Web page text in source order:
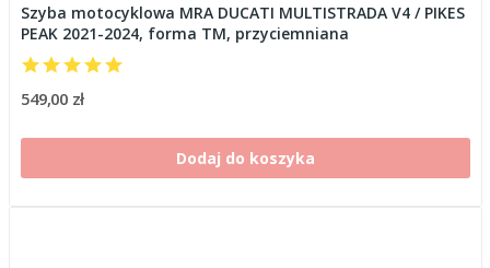
Szyba motocyklowa MRA DUCATI MULTISTRADA V4 / PIKES
PEAK 2021-2024, forma TM, przyciemniana
549,00 zł
Dodaj do koszyka